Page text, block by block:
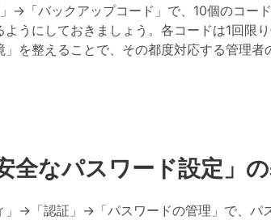
→「バックアップコード」で、10個のコー
うにしておきましょう。各コードは1回限
を整えることで、その都度対応する管理者
全なパスワード設定」
→「認証」→「パスワードの管理」で、パ